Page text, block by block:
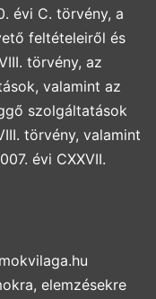
évi C. törvény, a
feltételeiről és
törvény, az
valamint az
szolgáltatások
törvény, valamint
évi CXXVII.
elemzésekre